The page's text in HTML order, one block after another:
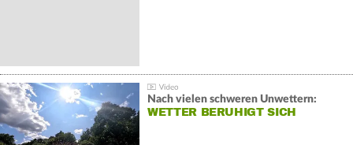
Nach vielen schweren Unwettern:
WETTER BERUHIGT SICH